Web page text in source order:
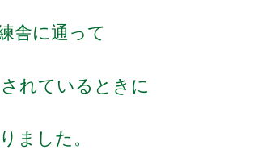
舎に通って
れているときに
ました。